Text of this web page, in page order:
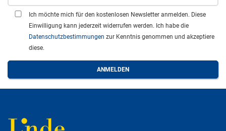
Ich möchte mich für den kostenlosen Newsletter anmelden. Diese
Einwilligung kann jederzeit widerrufen werden. Ich habe die
Datenschutzbestimmungen zur Kenntnis genommen und akzeptiere
diese.